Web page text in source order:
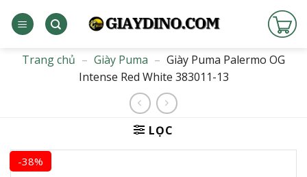
qua
dungTrang chủ – Giày Puma – Giày Puma Palermo OG
Intense Red White 383011-13
LỌC
-38%